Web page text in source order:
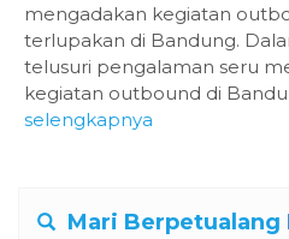
mengadakan kegiatan
terlupakan di Bandung.
telusuri pengalaman seru
kegiatan outbound di
selengkapnya
Mari Berpetualang